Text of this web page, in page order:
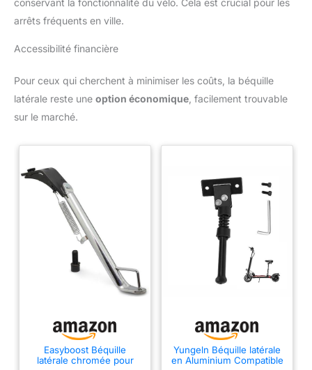
conservant la fonctionnalité du vélo. Cela est crucial pour les
arrêts fréquents en ville.
Accessibilité financière
Pour ceux qui cherchent à minimiser les coûts, la béquille
latérale reste une option économique , facilement trouvable
sur le marché.
Easyboost Béquille
latérale chromée pour
Yungeln Béquille latérale
en Aluminium Compatible